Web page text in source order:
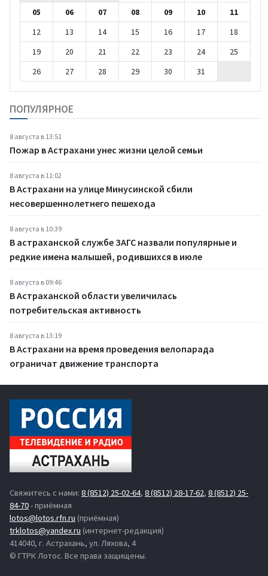
05
06 07 08 09 10
11
12
13 14 15 16 17
18
19
20 21 22 23 24
25
26
27 28 29 30 31
ПОПУЛЯРНОЕ
8 августа в 13:51
Пожар в Астрахани унес жизни целой семьи
8 августа в 11:02
В Астрахани на улице Минусинской сбили
несовершеннолетнего пешехода
8 августа в 10:39
В астраханской службе ЗАГС назвали популярные и
редкие имена малышей, родившихся в июле
8 августа в 09:46
В Астраханской области увеличилась
потребительская активность
8 августа в 13:19
В Астрахани на время проведения велопарада
ограничат движение транспорта
Свяжитесь с нами: 8 (8512) 25-02-64, 8 (8512) 28-17-62, 8 (8512) 25-
84-70- приёмная
lotos@lotos.rfn.ru (приёмная)
trklotos@yandex.ru (интернет-редакция)
414040, г. Астрахань, ул. Ляхова, 4
© ГТРК Лотос. Все права защищены.